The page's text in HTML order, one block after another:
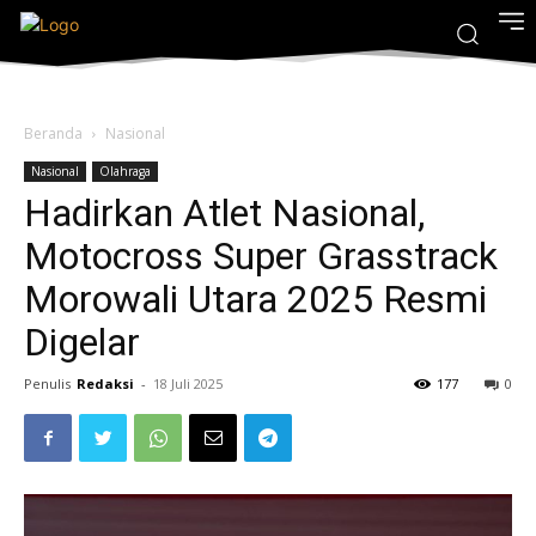
Beranda Nasional
Nasional Olahraga
Hadirkan Atlet Nasional,
Motocross Super Grasstrack
Morowali Utara 2025 Resmi
Digelar
Penulis Redaksi - 18 Juli 2025 0
177